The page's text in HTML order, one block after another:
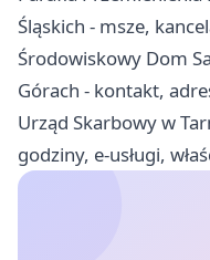
Śląskich - msze,
Środowiskowy Dom
Górach - kontakt,
Urząd Skarbowy w
godziny, e-usługi,